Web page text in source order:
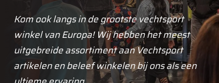
Kom ook langs in de grootste vechtsport
winkel van Europa! Wij hebben het meest
uitgebreide assortiment aan Vechtsport
artikelen en beleef winkelen bij ons als een